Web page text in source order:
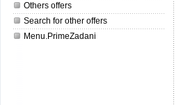
Others offers
Search for other offers
Menu.PrimeZadani